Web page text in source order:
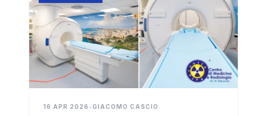
rivolgersi a un professionista per una
valutazione posturale.
16 APR 2026 •GIACOMO CASCIO